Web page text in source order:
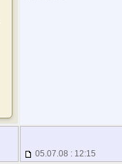
05.07.08 : 12:15